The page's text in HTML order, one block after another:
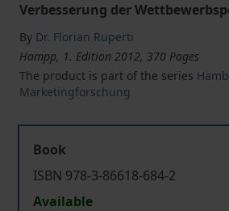
Verbesserung der
By Dr. Florian Ruperti
Hampp, 1. Edition 2012, 370 Pages
The product is part of the series
Marketingforschung
Book
ISBN 978-3-86618-684-2
Available